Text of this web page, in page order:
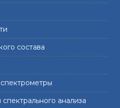
состава
анализа